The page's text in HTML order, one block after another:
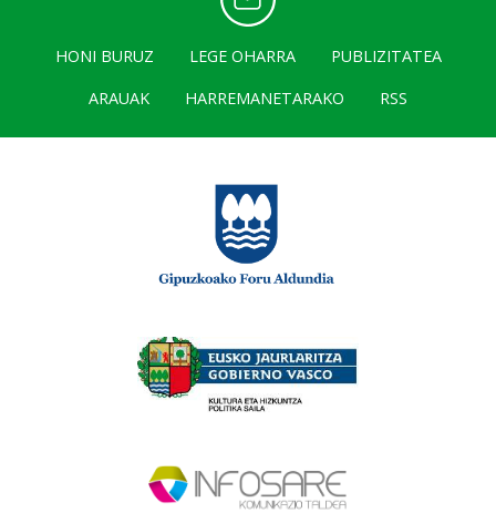
HONI BURUZ LEGE OHARRA
PUBLIZITATEA
ARAUAK
HARREMANETARAKO RSS